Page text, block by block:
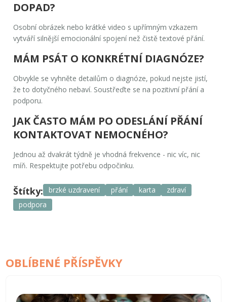
DOPAD?
Osobní obrázek nebo krátké video s upřímným vzkazem
vytváří silnější emocionální spojení než čistě textové přání.
MÁM PSÁT O KONKRÉTNÍ DIAGNÓZE?
Obvykle se vyhněte detailům o diagnóze, pokud nejste jistí,
že to dotyčného nebaví. Soustřeďte se na pozitivní přání a
podporu.
JAK ČASTO MÁM PO ODESLÁNÍ PŘÁNÍ
KONTAKTOVAT NEMOCNÉHO?
Jednou až dvakrát týdně je vhodná frekvence - nic víc, nic
míň. Respektujte potřebu odpočinku.
Štítky: brzké uzdravení přání karta
zdraví
podpora
OBLÍBENÉ PŘÍSPĚVKY